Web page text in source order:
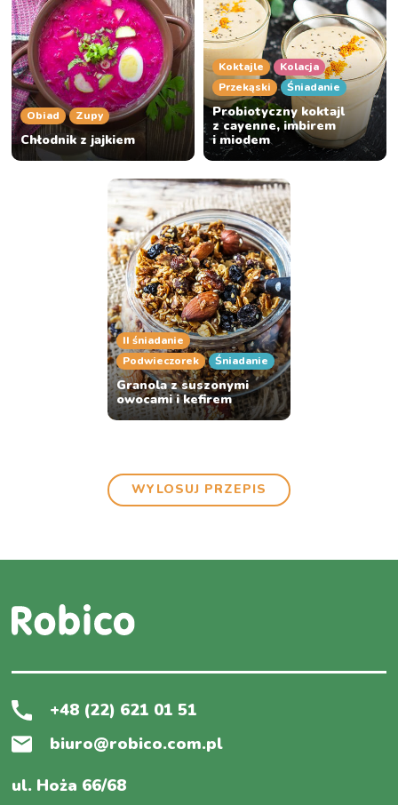
Obiad Zupy
Chłodnik z jajkiem
Koktajle
Kolacja
Przekąski
Śniadanie
Probiotyczny koktajl
z cayenne, imbirem
i miodem
II śniadanie
Podwieczorek
Śniadanie
Granola z suszonymi
owocami i kefirem
WYLOSUJ PRZEPIS
+48 (22) 621 01 51
biuro@robico.com.pl
ul. Hoża 66/68